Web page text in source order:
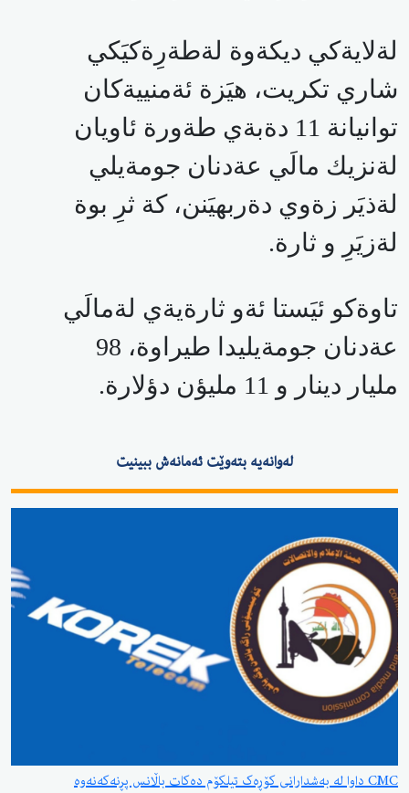
لةلايةكي ديكةوة لةطةرِةكيَكي
شاري تكريت، هيَزة ئةمنييةكان
توانيانة 11 دةبةي طةورة ئاويان
لةنزيك مالَي عةدنان جومةيلي
لةذيَر زةوي دةربهيَنن، كة ثرِ بوة
لةزيَرِ و ثارة.
تاوةكو ئيَستا ئةو ثارةيةي لةمالَي
عةدنان جومةيليدا طيراوة، 98
مليار دينار و 11 مليؤن دؤلارة.
لەوانەیە بتەوێت ئەمانەش ببینیت
CMC داوا لە بەشدارانی کۆڕەک تیلکۆم دەکات باڵانس پڕنەکەنەوە